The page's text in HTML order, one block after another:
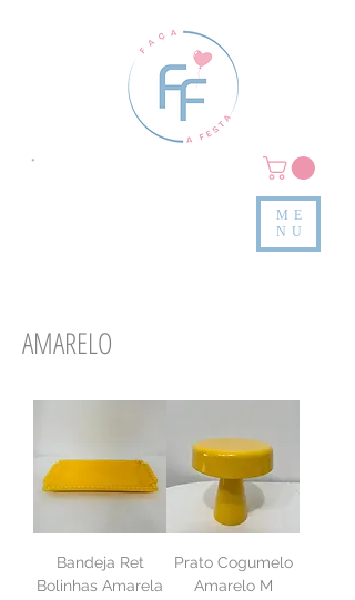
ME
NU
AMARELO
Bandeja Ret
Bolinhas Amarela
Prato Cogumelo
Amarelo M